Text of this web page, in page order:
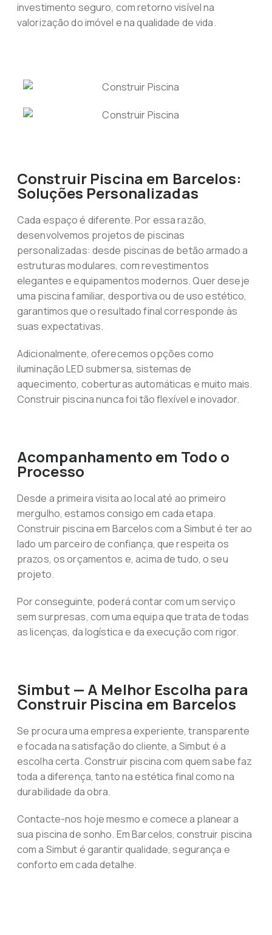
investimento seguro, com retorno visível na
valorização do imóvel e na qualidade de vida.
Construir Piscina em Barcelos:
Soluções Personalizadas
Cada espaço é diferente. Por essa razão,
desenvolvemos projetos de piscinas
personalizadas: desde piscinas de betão armado a
estruturas modulares, com revestimentos
elegantes e equipamentos modernos. Quer deseje
uma piscina familiar, desportiva ou de uso estético,
garantimos que o resultado final corresponde às
suas expectativas.
Adicionalmente, oferecemos opções como
iluminação LED submersa, sistemas de
aquecimento, coberturas automáticas e muito mais.
Construir piscina nunca foi tão flexível e inovador.
Acompanhamento em Todo o
Processo
Desde a primeira visita ao local até ao primeiro
mergulho, estamos consigo em cada etapa.
Construir piscina em Barcelos com a Simbut é ter ao
lado um parceiro de confiança, que respeita os
prazos, os orçamentos e, acima de tudo, o seu
projeto.
Por conseguinte, poderá contar com um serviço
sem surpresas, com uma equipa que trata de todas
as licenças, da logística e da execução com rigor.
Simbut — A Melhor Escolha para
Construir Piscina em Barcelos
Se procura uma empresa experiente, transparente
e focada na satisfação do cliente, a Simbut é a
escolha certa. Construir piscina com quem sabe faz
toda a diferença, tanto na estética final como na
durabilidade da obra.
Contacte-nos hoje mesmo e comece a planear a
sua piscina de sonho. Em Barcelos, construir piscina
com a Simbut é garantir qualidade, segurança e
conforto em cada detalhe.